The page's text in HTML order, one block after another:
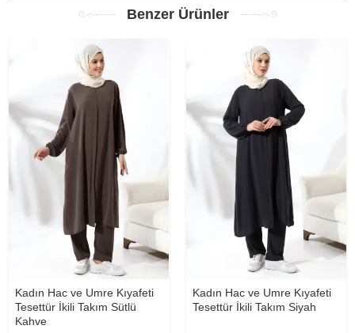
Benzer Ürünler
Kadın Hac ve Umre Kıyafeti
Tesettür İkili Takım Sütlü
Kahve
Kadın Hac ve Umre Kıyafeti
Tesettür İkili Takım Siyah